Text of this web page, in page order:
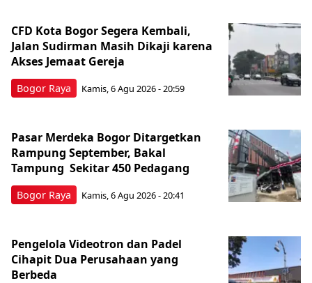
Bogor Raya
CFD Kota Bogor Segera Kembali,
Jalan Sudirman Masih Dikaji karena
Akses Jemaat Gereja
Kamis, 6 Agu 2026 - 20:59
Bogor Raya
Pasar Merdeka Bogor Ditargetkan
Rampung September, Bakal
Tampung Sekitar 450 Pedagang
Kamis, 6 Agu 2026 - 20:41
Pengelola Videotron dan Padel
Cihapit Dua Perusahaan yang
Berbeda